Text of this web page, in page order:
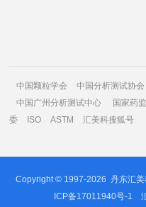
中国颗粒学会 中国分析测试协会
中国广州分析测试中心
国家药
委
ISO ASTM 汇美科搜狐号
Copyright © 1997-2026 丹东汇美
ICP备17011940号-1